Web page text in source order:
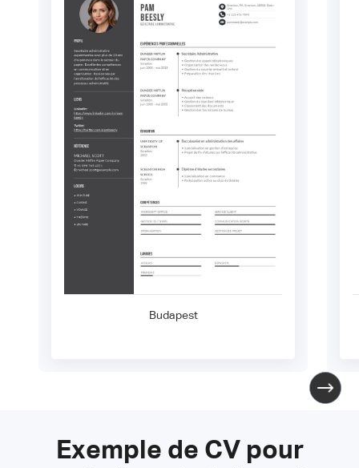
Budapest
Exemple de CV pour